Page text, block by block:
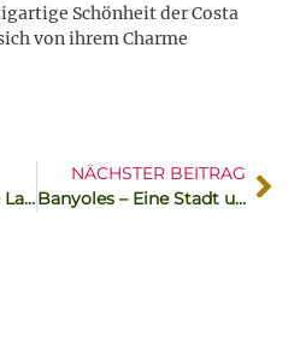
Schönheit der Costa
von ihrem Charme
Der Herkulesturm in La Coruña – Torre de Hércules, ein römischer Leuchtturm
NÄCHSTER BEITRAG
Banyoles – Eine Stadt und ihr See